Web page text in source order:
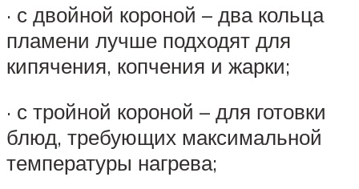
· с двойной короной – два кольца
пламени лучше подходят для
кипячения, копчения и жарки;
· с тройной короной – для готовки
блюд, требующих максимальной
температуры нагрева;